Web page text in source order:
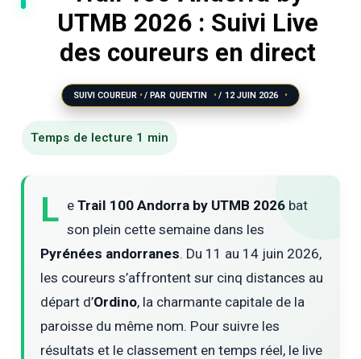
UTMB 2026 : Suivi Live
des coureurs en direct
SUIVI COUREUR / PAR QUENTIN / 12 JUIN 2026
L eTrail 100 Andorra by UTMB 2026 bat
son plein cette semaine dans les
Pyrénées andorranes. Du 11 au 14 juin 2026,
les coureurs s’affrontent sur cinq distances au
départ d’Ordino, la charmante capitale de la
paroisse du même nom. Pour suivre les
résultats et le classement en temps réel, le live